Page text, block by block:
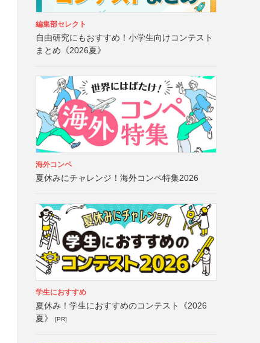
編集部セレクト
自由研究にもおすすめ！小学生向けコンテスト
まとめ《2026夏》
海外コンペ
夏休みにチャレンジ！海外コンペ特集2026
学生におすすめ
夏休み！学生におすすめのコンテスト《2026
夏》
[PR]